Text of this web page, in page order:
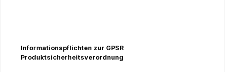
Informationspflichten zur GPSR
Produktsicherheitsverordnung